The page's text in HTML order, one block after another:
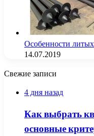
Особенности
14.07.2019
Свежие записи
4 дня назад
Как выбрать
основные